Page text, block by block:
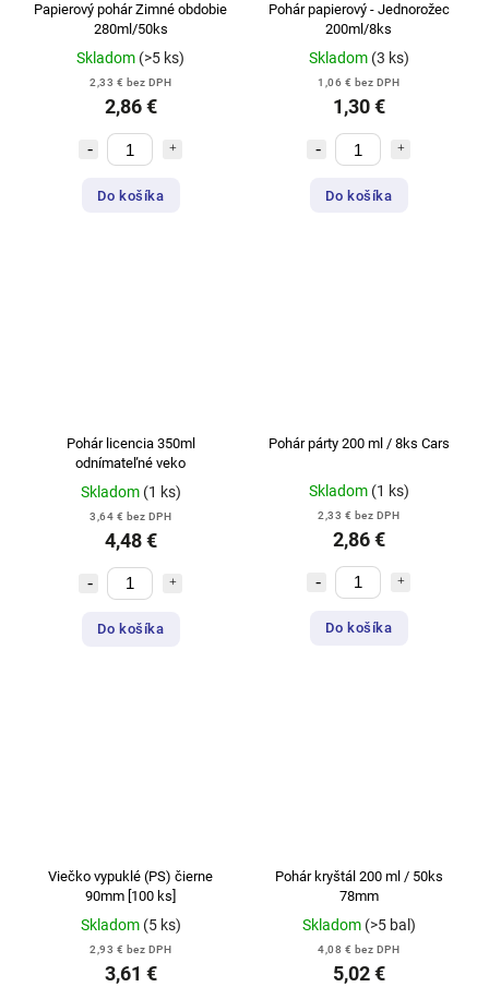
Papierový pohár Zimné obdobie
280ml/50ks
Skladom (>5 ks)
2,33 € bez DPH
2,86 €
Do košíka
Pohár papierový - Jednorožec
200ml/8ks
Skladom (3 ks)
1,06 € bez DPH
1,30 €
Do košíka
Pohár licencia 350ml
odnímateľné veko
Skladom (1 ks)
3,64 € bez DPH
4,48 €
Do košíka
Pohár párty 200 ml / 8ks Cars
Skladom (1 ks)
2,33 € bez DPH
2,86 €
Do košíka
Viečko vypuklé (PS) čierne
90mm [100 ks]
Skladom (5 ks)
2,93 € bez DPH
3,61 €
Pohár kryštál 200 ml / 50ks
78mm
Skladom (>5 bal)
4,08 € bez DPH
5,02 €